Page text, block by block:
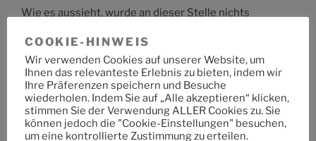
Wie es aussieht, wurde an dieser Stelle nichts
Suche
nach:
COOKIE-HINWEIS
Wir verwenden Cookies auf unserer Website, um
Ihnen das relevanteste Erlebnis zu bieten, indem wir
Ihre Präferenzen speichern und Besuche
wiederholen. Indem Sie auf „Alle akzeptieren“ klicken,
stimmen Sie der Verwendung ALLER Cookies zu. Sie
können jedoch die "Cookie-Einstellungen" besuchen,
um eine kontrollierte Zustimmung zu erteilen.